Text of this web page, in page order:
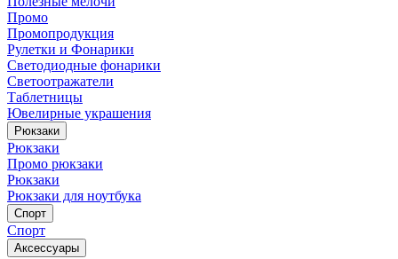
Промо
Промопродукция
Рулетки и Фонарики
Светодиодные фонарики
Светоотражатели
Таблетницы
Ювелирные украшения
Рюкзаки
Рюкзаки
Промо рюкзаки
Рюкзаки
Рюкзаки для ноутбука
Спорт
Спорт
Аксессуары